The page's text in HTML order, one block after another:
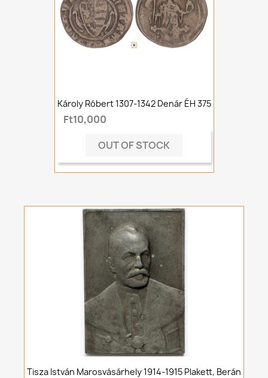
Károly Róbert 1307-1342 Denár ÉH 375
Ft10,000
OUT OF STOCK
Tisza István Marosvásárhely 1914-1915 Plakett, Berán